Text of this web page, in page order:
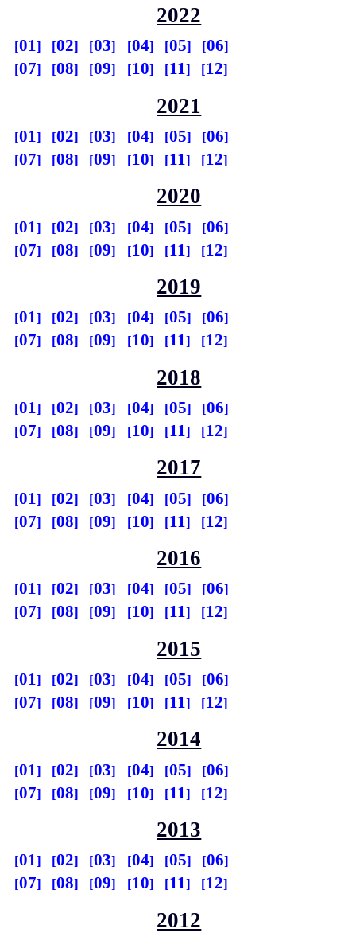
2022
01 02 03 04 05
06
07
08 09 10 11 12
2021
01 02 03 04 05
06
07
08 09 10 11 12
2020
01 02 03 04 05
06
07
08 09 10 11 12
2019
01 02 03 04 05
06
07
08 09 10 11 12
2018
01 02 03 04 05
06
07
08 09 10 11 12
2017
01 02 03 04 05
06
07
08 09 10 11 12
2016
01 02 03 04 05
06
07
08 09 10 11 12
2015
01 02 03 04 05
06
07
08 09 10 11 12
2014
01 02 03 04 05
06
07
08 09 10 11 12
2013
01 02 03 04 05
06
07
08 09 10 11 12
2012